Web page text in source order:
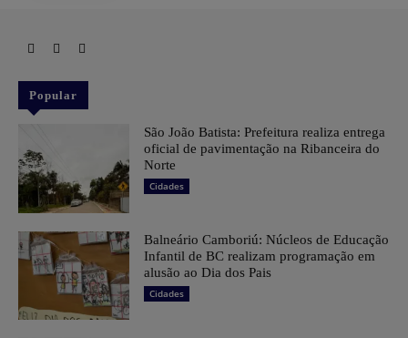
Popular
São João Batista: Prefeitura realiza entrega
oficial de pavimentação na Ribanceira do
Norte
Cidades
Balneário Camboriú: Núcleos de Educação
Infantil de BC realizam programação em
alusão ao Dia dos Pais
Cidades